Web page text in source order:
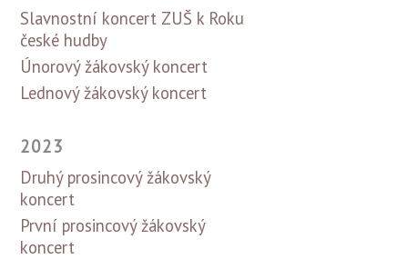
Slavnostní koncert ZUŠ k Roku
české hudby
Únorový žákovský koncert
Lednový žákovský koncert
2023
Druhý prosincový žákovský
koncert
První prosincový žákovský
koncert